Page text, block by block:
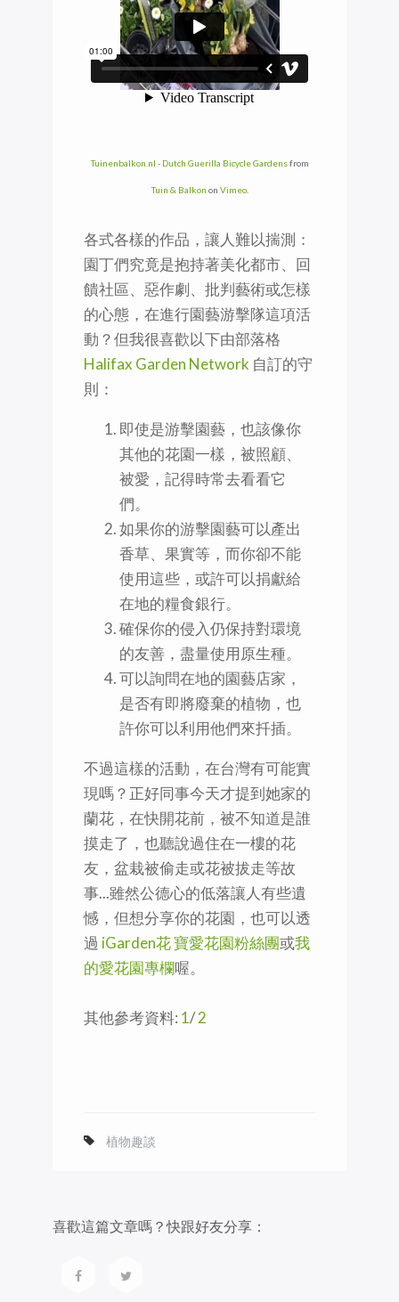
Tuinenbalkon.nl - Dutch Guerilla Bicycle Gardensfrom
Tuin & Balkon on Vimeo.
各式各樣的作品，讓人難以揣測：
園丁們究竟是抱持著美化都市、回
饋社區、惡作劇、批判藝術或怎樣
的心態，在進行園藝游擊隊這項活
動？但我很喜歡以下由部落格
Halifax Garden Network 自訂的守
則：
即使是游擊園藝，也該像你
其他的花園一樣，被照顧、
被愛，記得時常去看看它
們。
如果你的游擊園藝可以產出
香草、果實等，而你卻不能
使用這些，或許可以捐獻給
在地的糧食銀行。
確保你的侵入仍保持對環境
的友善，盡量使用原生種。
可以詢問在地的園藝店家，
是否有即將廢棄的植物，也
許你可以利用他們來扦插。
不過這樣的活動，在台灣有可能實
現嗎？正好同事今天才提到她家的
蘭花，在快開花前，被不知道是誰
摸走了，也聽說過住在一樓的花
友，盆栽被偷走或花被拔走等故
事...雖然公德心的低落讓人有些遺
憾，但想分享你的花園，也可以透
過 iGarden花 寶愛花園粉絲團或我
的愛花園專欄喔。
其他參考資料: 1/2
植物趣談
喜歡這篇文章嗎？快跟好友分享：